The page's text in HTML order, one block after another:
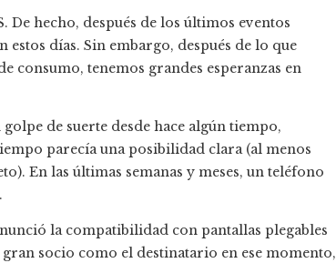
De hecho, después de los últimos eventos
días. Sin embargo, después de lo que
consumo, tenemos grandes esperanzas en
de suerte desde hace algún tiempo,
parecía una posibilidad clara (al menos
En las últimas semanas y meses, un teléfono
la compatibilidad con pantallas plegables
socio como el destinatario en ese momento,